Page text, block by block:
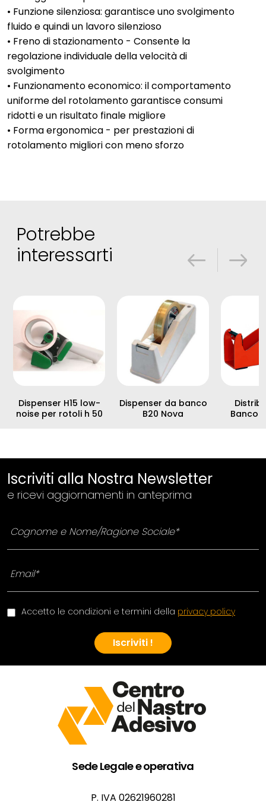
• Funzione silenziosa: garantisce uno svolgimento
fluido e quindi un lavoro silenzioso
• Freno di stazionamento - Consente la
regolazione individuale della velocità di
svolgimento
• Funzionamento economico: il comportamento
uniforme del rotolamento garantisce consumi
ridotti e un risultato finale migliore
• Forma ergonomica - per prestazioni di
rotolamento migliori con meno sforzo
Potrebbe
interessarti
Dispenser H15 low-
noise per rotoli h 50
Dispenser da banco
B20 Nova
Banco
Iscriviti alla Nostra Newsletter
e ricevi aggiornamenti in anteprima
Iscriviti !
Accetto le condizioni e termini della privacy policy
Sede Legale e operativa
P. IVA 02621960281